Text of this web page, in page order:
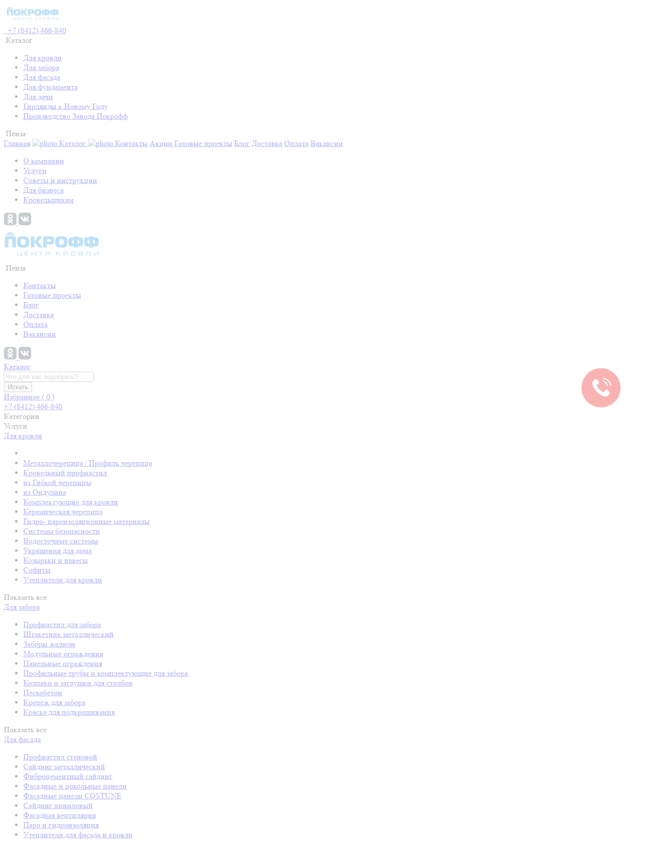
+7 (8412) 466-840
Каталог
Для кровли
Для забора
Для фасада
Для фундамента
Для дачи
Гирлянды к Новому Году
Производство Завода Покрофф
Пенза
Главная
Каталог Контакты Акции Готовые проекты Блог Доставка Оплата Вакансии
О компании
Услуги
Советы и инструкции
Для бизнеса
Кровельщикам
Пенза
Контакты
Готовые проекты
Блог
Доставка
Оплата
Вакансии
Каталог
Искать
Избранное ( 0 )
+7 (8412) 466-840
Категории
Услуги
Для кровли
Металлочерепица / Профиль черепица
Кровельный профнастил
из Гибкой черепицы
из Ондулина
Комплектующие для кровли
Керамическая черепица
Гидро- пароизоляционные материалы
Системы безопасности
Водосточные системы
Украшения для дома
Козырьки и навесы
Софиты
Утеплители для кровли
Показать все
Для забора
Профнастил для забора
Штакетник металлический
Заборы жалюзи
Модульные ограждения
Панельные ограждения
Профильные трубы и комплектующие для забора
Колпаки и заглушки для столбов
Пескобетон
Крепеж для забора
Краска для подкрашивания
Показать все
Для фасада
Профнастил стеновой
Сайдинг металлический
Фиброцементный сайдинг
Фасадные и цокольные панели
Фасадные панели COSTUNE
Сайдинг виниловый
Фасадная вентиляция
Паро и гидроизоляция
Утеплители для фасада и кровли